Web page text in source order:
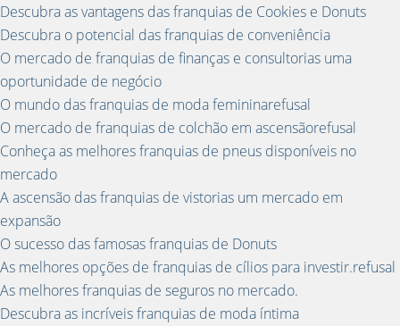
Descubra as vantagens das franquias de Cookies e Donuts
Descubra o potencial das franquias de conveniência
O mercado de franquias de finanças e consultorias uma
oportunidade de negócio
O mundo das franquias de moda femininarefusal
O mercado de franquias de colchão em ascensãorefusal
Conheça as melhores franquias de pneus disponíveis no
mercado
A ascensão das franquias de vistorias um mercado em
expansão
O sucesso das famosas franquias de Donuts
As melhores opções de franquias de cílios para investir.refusal
As melhores franquias de seguros no mercado.
Descubra as incríveis franquias de moda íntima